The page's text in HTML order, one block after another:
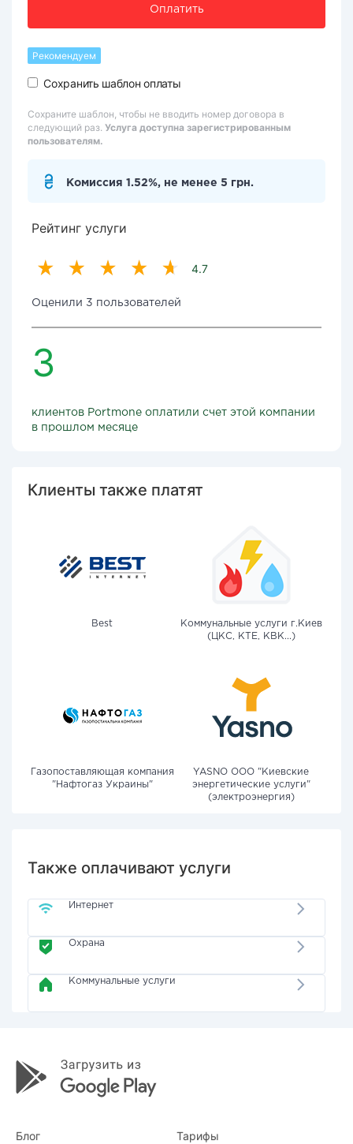
Оплатить
Рекомендуем
Сохранить шаблон оплаты
Сохраните шаблон, чтобы не вводить номер договора в
следующий раз. Услуга доступна зарегистрированным
пользователям.
Комиссия 1.52%, не менее 5 грн.
Рейтинг услуги
4.7
Оценили 3 пользователей
3
клиентов Portmone оплатили счет этой компании
в прошлом месяце
Клиенты также платят
Best
Коммунальные услуги г.Киев
(ЦКС, КТЕ, КВК...)
Газопоставляющая компания
"Нафтогаз Украины"
YASNO OOO "Киевские
энергетические услуги"
(электроэнергия)
Также оплачивают услуги
Интернет
Охрана
Коммунальные услуги
Блог Тарифы